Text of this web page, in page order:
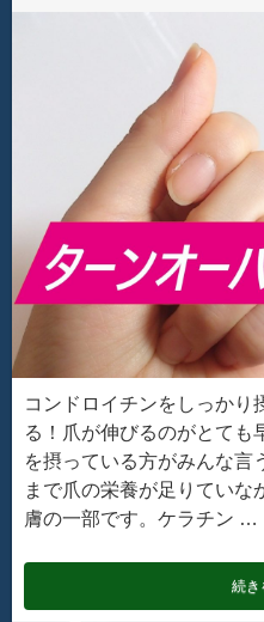
コンドロイチンをしっかり
る！爪が伸びるのがとても
を摂っている方がみんな言
まで爪の栄養が足りていな
膚の一部です。ケラチン …
続き